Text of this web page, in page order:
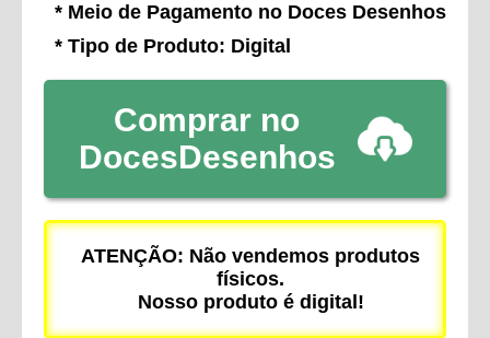
* Meio de Pagamento no Doces Desenhos
* Tipo de Produto: Digital
Comprar no
DocesDesenhos
ATENÇÃO: Não vendemos produtos
físicos.
Nosso produto é digital!